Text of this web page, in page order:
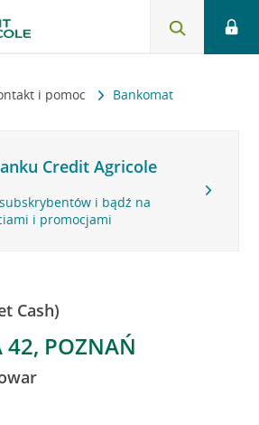
i pomoc Bankomat
Credit Agricole
i bądź na
i promocjami
Cash)
42, POZNAŃ